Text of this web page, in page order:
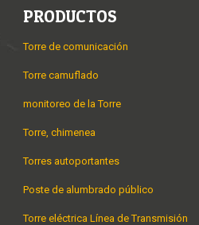
PRODUCTOS
Torre de comunicación
Torre camuflado
monitoreo de la Torre
Torre, chimenea
Torres autoportantes
Poste de alumbrado público
Torre eléctrica Línea de Transmisión